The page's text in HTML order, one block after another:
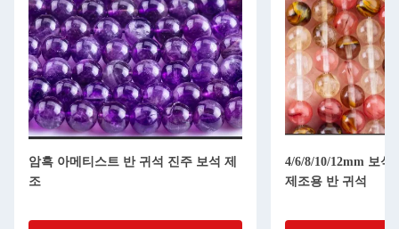
암흑 아메티스트 반 귀석 진주 보석 제
조
4/6/8/10/12mm 보석
제조용 반 귀석